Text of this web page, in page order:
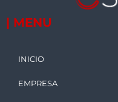
| MENU
INICIO
EMPRESA